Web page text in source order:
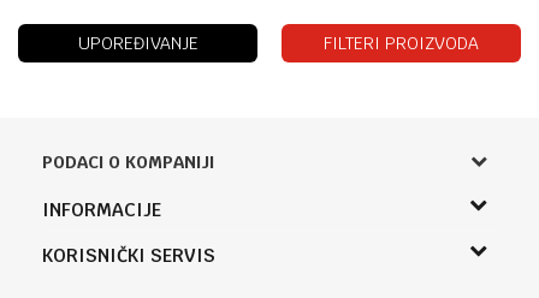
UPOREĐIVANJE FILTERI PROIZVODA
PODACI O KOMPANIJI
Knjižara Kultura
Knjaza Miloša 3A
INFORMACIJE
O nama
KORISNIČKI SERVIS